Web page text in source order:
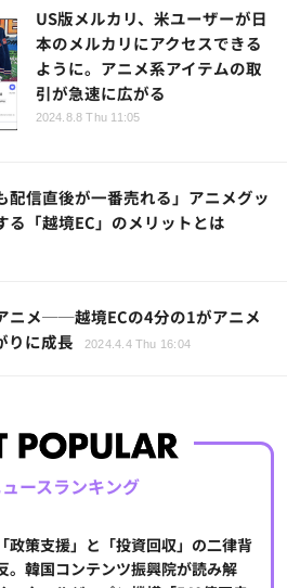
US版メルカリ、米ユーザーが日
本のメルカリにアクセスできる
ように。アニメ系アイテムの取
引が急速に広がる
2024.8.8 Thu 11:05
配信直後が一番売れる」アニメグッ
る「越境EC」のメリットとは
ニメ──越境ECの4分の1がアニメ
りに成長
2024.4.4 Thu 16:04
ースランキング
「政策支援」と「投資回収」の二律背
。韓国コンテンツ振興院が読み解